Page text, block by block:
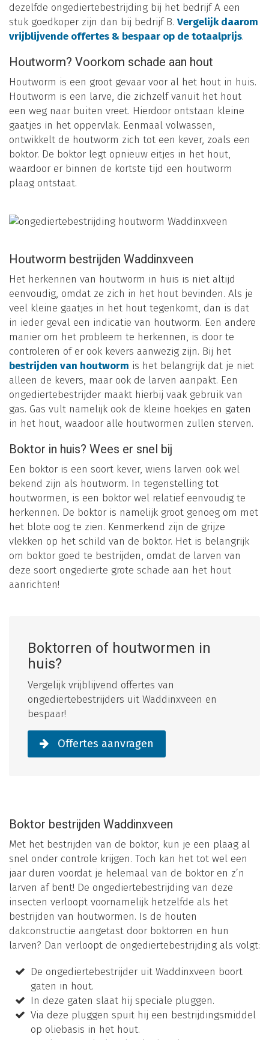
dezelfde ongediertebestrijding bij het bedrijf A een
stuk goedkoper zijn dan bij bedrijf B. Vergelijk daarom
vrijblijvende offertes & bespaar op de totaalprijs.
Houtworm? Voorkom schade aan hout
Houtworm is een groot gevaar voor al het hout in huis.
Houtworm is een larve, die zichzelf vanuit het hout
een weg naar buiten vreet. Hierdoor ontstaan kleine
gaatjes in het oppervlak. Eenmaal volwassen,
ontwikkelt de houtworm zich tot een kever, zoals een
boktor. De boktor legt opnieuw eitjes in het hout,
waardoor er binnen de kortste tijd een houtworm
plaag ontstaat.
Houtworm bestrijden Waddinxveen
Het herkennen van houtworm in huis is niet altijd
eenvoudig, omdat ze zich in het hout bevinden. Als je
veel kleine gaatjes in het hout tegenkomt, dan is dat
in ieder geval een indicatie van houtworm. Een andere
manier om het probleem te herkennen, is door te
controleren of er ook kevers aanwezig zijn. Bij het
bestrijden van houtworm is het belangrijk dat je niet
alleen de kevers, maar ook de larven aanpakt. Een
ongediertebestrijder maakt hierbij vaak gebruik van
gas. Gas vult namelijk ook de kleine hoekjes en gaten
in het hout, waadoor alle houtwormen zullen sterven.
Boktor in huis? Wees er snel bij
Een boktor is een soort kever, wiens larven ook wel
bekend zijn als houtworm. In tegenstelling tot
houtwormen, is een boktor wel relatief eenvoudig te
herkennen. De boktor is namelijk groot genoeg om met
het blote oog te zien. Kenmerkend zijn de grijze
vlekken op het schild van de boktor. Het is belangrijk
om boktor goed te bestrijden, omdat de larven van
deze soort ongedierte grote schade aan het hout
aanrichten!
Boktorren of houtwormen in
huis?
Vergelijk vrijblijvend offertes van
ongediertebestrijders uit Waddinxveen en
bespaar!
Offertes aanvragen
Boktor bestrijden Waddinxveen
Met het bestrijden van de boktor, kun je een plaag al
snel onder controle krijgen. Toch kan het tot wel een
jaar duren voordat je helemaal van de boktor en z’n
larven af bent! De ongediertebestrijding van deze
insecten verloopt voornamelijk hetzelfde als het
bestrijden van houtwormen. Is de houten
dakconstructie aangetast door boktorren en hun
larven? Dan verloopt de ongediertebestrijding als volgt:
De ongediertebestrijder uit Waddinxveen boort
gaten in hout.
In deze gaten slaat hij speciale pluggen.
Via deze pluggen spuit hij een bestrijdingsmiddel
op oliebasis in het hout.